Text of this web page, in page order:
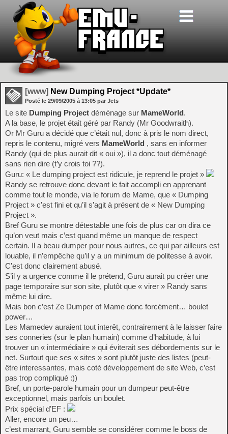
[www] New Dumping Project *Update*
Posté le 29/09/2005 à 13:05 par Jets
Le site Dumping Project déménage sur MameWorld.
A la base, le projet était géré par Randy (Mr Goodwraith).
Or Mr Guru a décidé que c’était nul, donc à pris le nom direct,
repris le contenu, migré vers MameWorld , sans en informer
Randy (qui de plus aurait dit « oui »), il a donc tout déménagé
sans rien dire (t’y crois toi ??).
Guru: « Le dumping project est ridicule, je reprend le projet »
Randy se retrouve donc devant le fait accompli en apprenant
comme tout le monde, via le forum de Mame, que « Dumping
Project » c’est fini et qu’il s’agit à présent de « New Dumping
Project ».
Bref Guru se montre détestable une fois de plus car on dira ce
qu’on veut mais c’est quand même un manque de respect
certain. Il a beau dumper pour nous autres, ce qui par ailleurs est
louable, il n’empêche qu’il y a un minimum de politesse à avoir.
C’est donc clairement abusé.
S’il y a urgence comme il le prétend, Guru aurait pu créer une
page temporaire sur son site, plutôt que « virer » Randy sans
même lui dire.
Mais bon c’est Ze Dumper of Mame donc forcément… boulet
power…
Les Mamedev auraient tout interêt, contrairement à le laisser faire
ses conneries (sur le plan humain) comme d’habitude, à lui
trouver un « intermédiaire » qui éviterait ses débordements sur le
net. Surtout que ses « sites » sont plutôt juste des listes (peut-
être interessantes, mais coté développement de site Web, c’est
pas trop compliqué :))
Bref, un porte-parole humain pour un dumpeur peut-être
exceptionnel, mais parfois un boulet.
Prix spécial d’EF :
Aller, encore un peu…
c’est marrant, Guru semble se considérer comme le boss de